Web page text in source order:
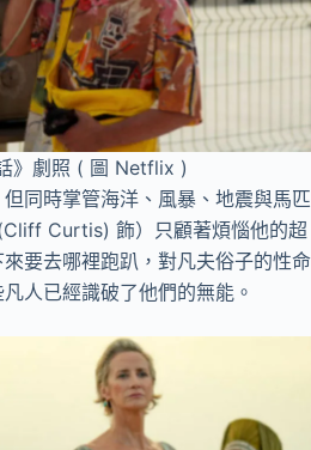
》劇照 ( 圖 Netflix )
同時掌管海洋、風暴、地震與馬匹
Curtis) 飾）只顧著煩惱他的超
要去哪裡跑趴，對凡夫俗子的性命
人已經識破了他們的無能。